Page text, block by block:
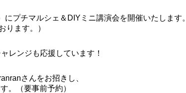
プチマルシェ＆DIYミニ講演会を開催いたします。
ります。）
レンジも応援しています！
さんをお招きし、
。（要事前予約）